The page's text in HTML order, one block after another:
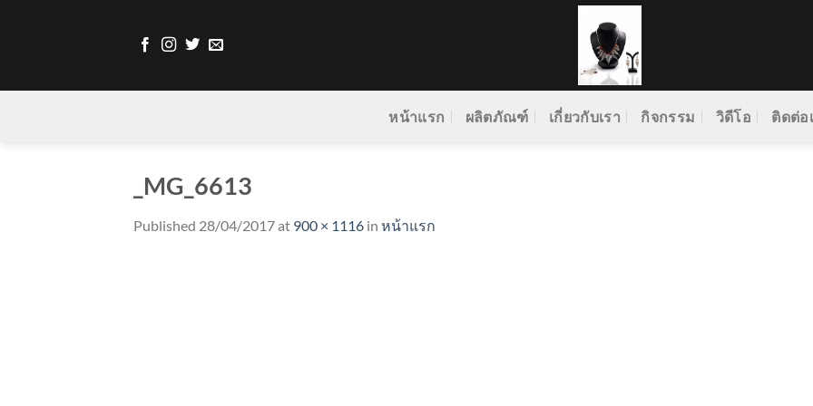
หน้าแรก ผลิตภัณฑ์ เกี่ยวกับเรา กิจกรรม วิดีโอ ติดต่อ
_MG_6613
Published 28/04/2017at 900 × 1116 in หน้าแรก